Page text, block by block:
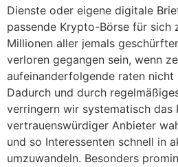
Dienste oder eigene digitale
passende Krypto-Börse für sich
Millionen aller jemals
verloren gegangen sein, wenn
aufeinanderfolgende raten nicht
Dadurch und durch
verringern wir systematisch das
vertrauenswürdiger Anbieter
und so Interessenten schnell in
umzuwandeln. Besonders